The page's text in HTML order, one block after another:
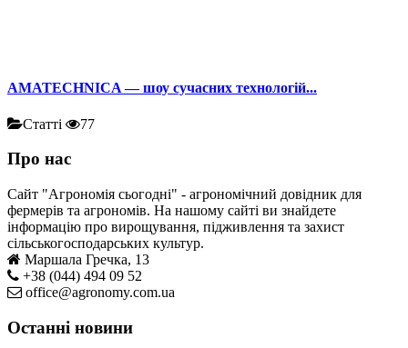
AMATECHNICA — шоу сучасних технологій...
Статті 77
Про нас
Сайт "Агрономія сьогодні" - агрономічний довідник для
фермерів та агрономів. На нашому сайті ви знайдете
інформацію про вирощування, підживлення та захист
сільськогосподарських культур.
Маршала Гречка, 13
+38 (044) 494 09 52
office@agronomy.com.ua
Останні новини